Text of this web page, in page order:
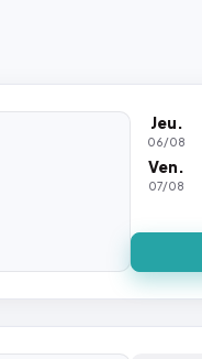
Jeu.
06/08
Ven.
07/08